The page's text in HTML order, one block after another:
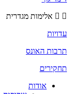
אלימות מגדרית
עדויות
תרבות האונס
תחקירים
אודות